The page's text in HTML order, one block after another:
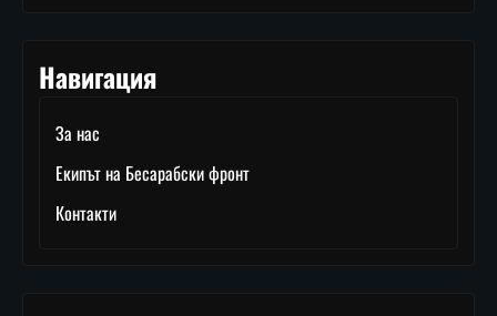
Навигация
За нас
Екипът на Бесарабски фронт
Контакти